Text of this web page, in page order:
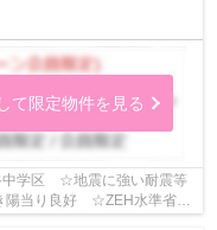
て限定物件を見る
中学区 ☆地震に強い耐震等
り良好 ☆ZEH水準省エ
リビング陽...